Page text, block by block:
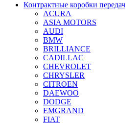
Контрактные коробки передач
ACURA
ASIA MOTORS
AUDI
BMW
BRILLIANCE
CADILLAC
CHEVROLET
CHRYSLER
CITROEN
DAEWOO
DODGE
EMGRAND
FIAT